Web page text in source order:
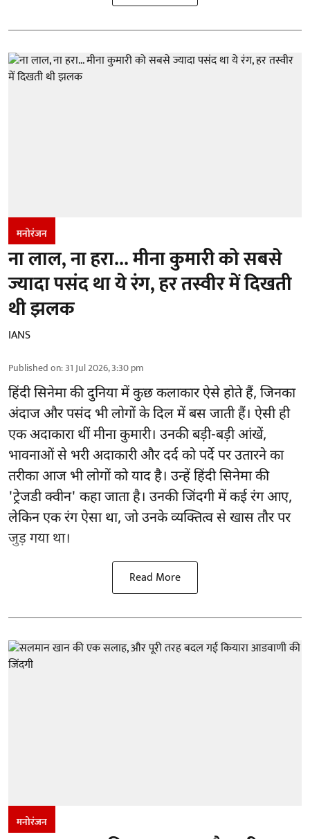
मनोरंजन
ना लाल, ना हरा... मीना कुमारी को सबसे
ज्यादा पसंद था ये रंग, हर तस्वीर में दिखती
थी झलक
IANS
Published on:31 Jul 2026, 3:30 pm
हिंदी सिनेमा की दुनिया में कुछ कलाकार ऐसे होते हैं, जिनका
अंदाज और पसंद भी लोगों के दिल में बस जाती हैं। ऐसी ही
एक अदाकारा थीं मीना कुमारी। उनकी बड़ी-बड़ी आंखें,
भावनाओं से भरी अदाकारी और दर्द को पर्दे पर उतारने का
तरीका आज भी लोगों को याद है। उन्हें हिंदी सिनेमा की
'ट्रेजडी क्वीन' कहा जाता है। उनकी जिंदगी में कई रंग आए,
लेकिन एक रंग ऐसा था, जो उनके व्यक्तित्व से खास तौर पर
जुड़ गया था।
Read More
मनोरंजन